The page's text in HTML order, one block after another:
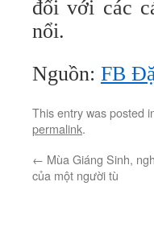
đối với các
nổi.
Nguồn: FB
This entry was posted
permalink.
← Mùa Giáng Sinh,
của một người tù